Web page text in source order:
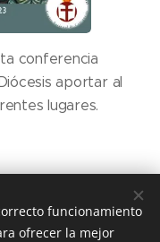
conferencia
aportar al
lugares.
funcionamiento
ofrecer la mejor